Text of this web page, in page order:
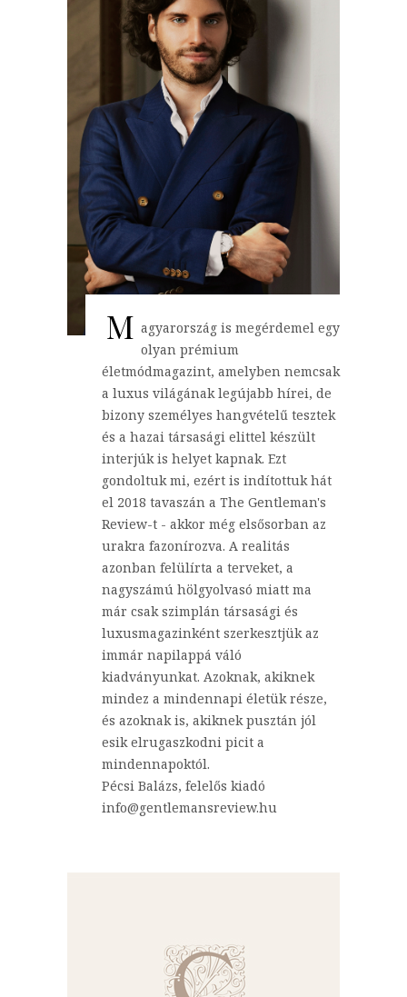
M agyarország is megérdemel egy
olyan prémium
életmódmagazint, amelyben nemcsak
a luxus világának legújabb hírei, de
bizony személyes hangvételű tesztek
és a hazai társasági elittel készült
interjúk is helyet kapnak. Ezt
gondoltuk mi, ezért is indítottuk hát
el 2018 tavaszán a The Gentleman's
Review-t - akkor még elsősorban az
urakra fazonírozva. A realitás
azonban felülírta a terveket, a
nagyszámú hölgyolvasó miatt ma
már csak szimplán társasági és
luxusmagazinként szerkesztjük az
immár napilappá váló
kiadványunkat. Azoknak, akiknek
mindez a mindennapi életük része,
és azoknak is, akiknek pusztán jól
esik elrugaszkodni picit a
mindennapoktól.
Pécsi Balázs, felelős kiadó
info@gentlemansreview.hu